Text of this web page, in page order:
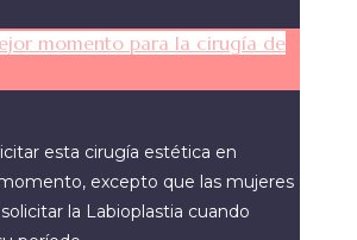
momento para la cirugía de
esta cirugía estética en
excepto que las mujeres
la Labioplastia cuando